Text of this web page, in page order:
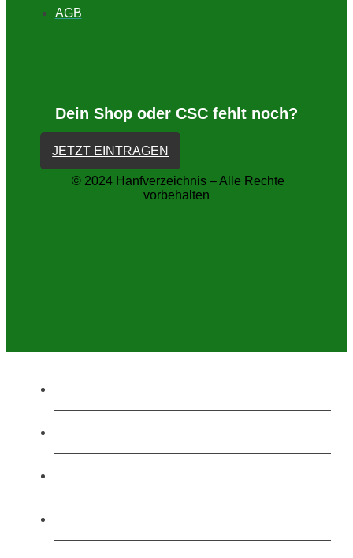
AGB
Dein Shop oder CSC fehlt noch?
JETZT EINTRAGEN
© 2024 Hanfverzeichnis – Alle Rechte
vorbehalten